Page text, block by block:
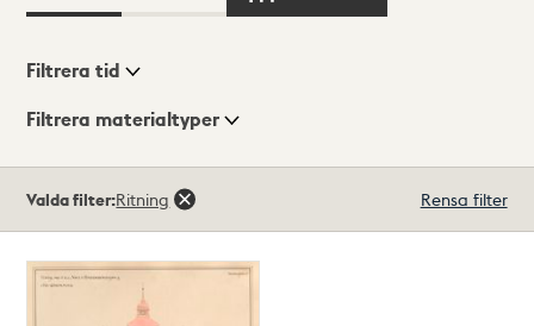
Visningsläge
Filtrera tid
Filtrera materialtyper
träffar
Valda filter:Ritning Rensa filter